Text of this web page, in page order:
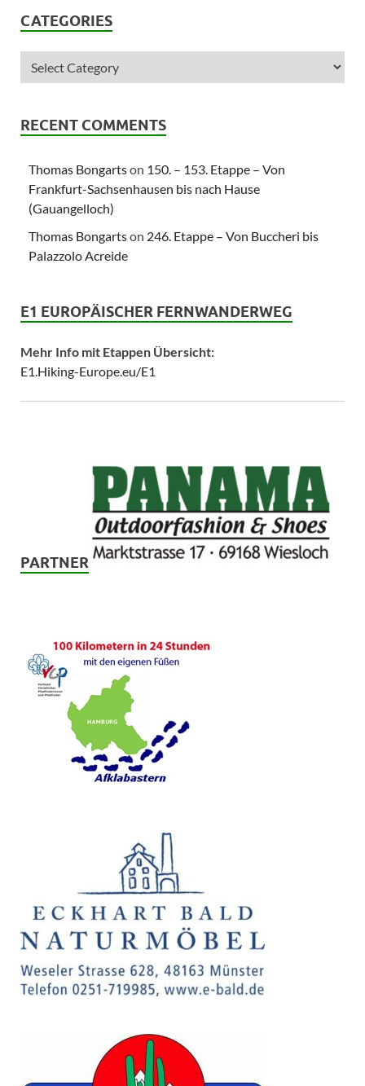
CATEGORIES
RECENT COMMENTS
Thomas Bongartson 150. – 153. Etappe – Von
Frankfurt-Sachsenhausen bis nach Hause
(Gauangelloch)
Thomas Bongartson 246. Etappe – Von Buccheri bis
Palazzolo Acreide
E1 EUROPÄISCHER FERNWANDERWEG
Mehr Info mit Etappen Übersicht:
E1.Hiking-Europe.eu/E1
PARTNER